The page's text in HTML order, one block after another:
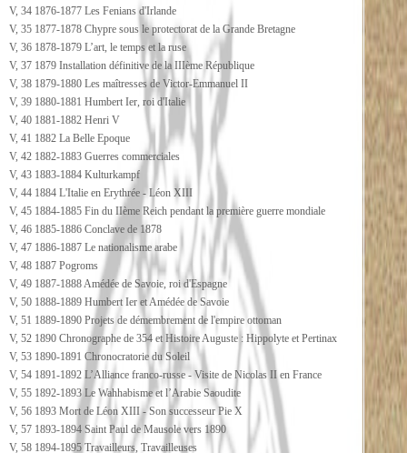
V, 34 1876-1877 Les Fenians d'Irlande
V, 35 1877-1878 Chypre sous le protectorat de la Grande Bretagne
V, 36 1878-1879 L’art, le temps et la ruse
V, 37 1879 Installation définitive de la IIIème République
V, 38 1879-1880 Les maîtresses de Victor-Emmanuel II
V, 39 1880-1881 Humbert Ier, roi d'Italie
V, 40 1881-1882 Henri V
V, 41 1882 La Belle Epoque
V, 42 1882-1883 Guerres commerciales
V, 43 1883-1884 Kulturkampf
V, 44 1884 L'Italie en Erythrée - Léon XIII
V, 45 1884-1885 Fin du IIème Reich pendant la première guerre mondiale
V, 46 1885-1886 Conclave de 1878
V, 47 1886-1887 Le nationalisme arabe
V, 48 1887 Pogroms
V, 49 1887-1888 Amédée de Savoie, roi d'Espagne
V, 50 1888-1889 Humbert Ier et Amédée de Savoie
V, 51 1889-1890 Projets de démembrement de l'empire ottoman
V, 52 1890 Chronographe de 354 et Histoire Auguste : Hippolyte et Pertinax
V, 53 1890-1891 Chronocratorie du Soleil
V, 54 1891-1892 L’Alliance franco-russe - Visite de Nicolas II en France
V, 55 1892-1893 Le Wahhabisme et l’Arabie Saoudite
V, 56 1893 Mort de Léon XIII - Son successeur Pie X
V, 57 1893-1894 Saint Paul de Mausole vers 1890
V, 58 1894-1895 Travailleurs, Travailleuses